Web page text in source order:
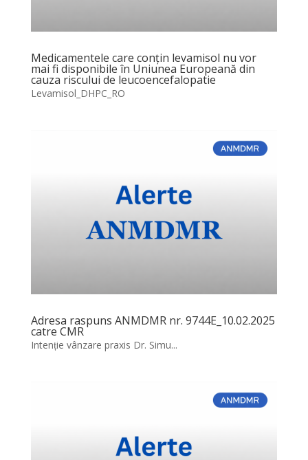
Medicamentele care conțin levamisol nu vor
mai fi disponibile în Uniunea Europeană din
cauza riscului de leucoencefalopatie
Levamisol_DHPC_RO
Adresa raspuns ANMDMR nr. 9744E_10.02.2025
catre CMR
Intenție vânzare praxis Dr. Simu...